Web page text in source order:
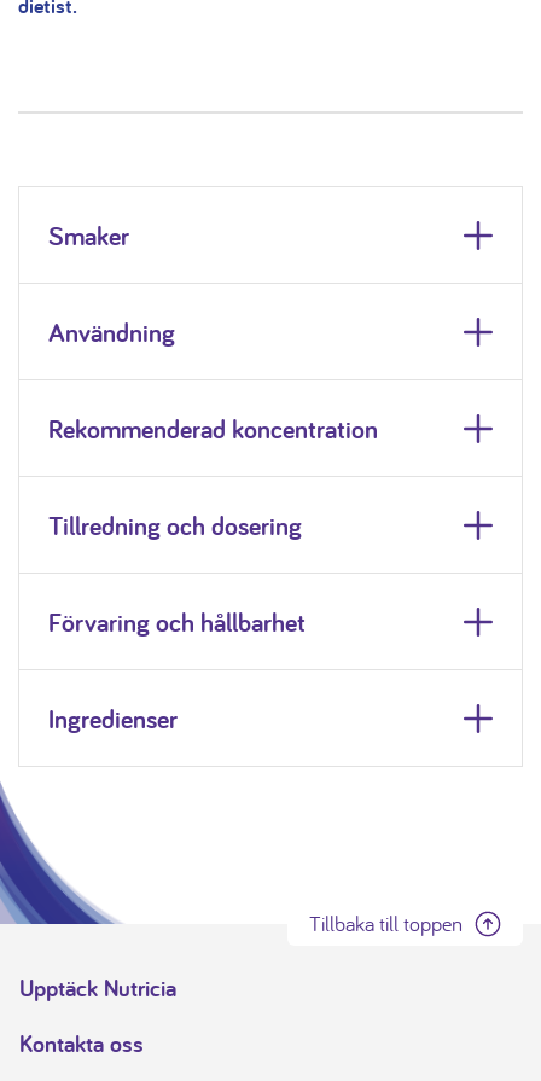
Smaker
Användning
Rekommenderad koncentration
Tillredning och dosering
Förvaring och hållbarhet
Ingredienser
Tillbaka till toppen
Upptäck Nutricia
Kontakta oss